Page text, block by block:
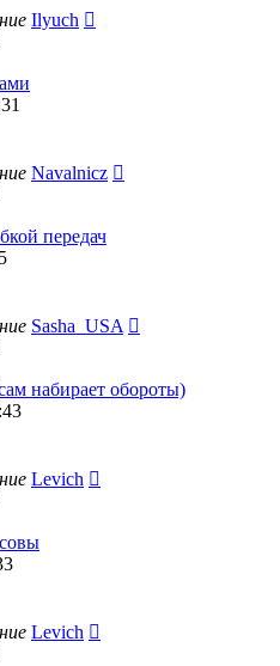
Ilyuch
Navalnicz
передач
Sasha_USA
набирает обороты)
Levich
Levich